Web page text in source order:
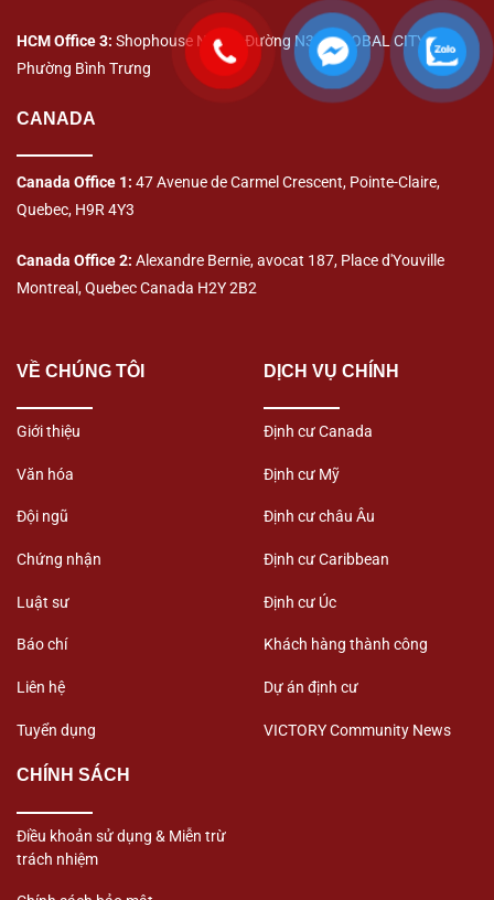
HCM Office 3: Shophouse No.73, Đường N3C, GLOBAL CITY,
Phường Bình Trưng
CANADA
Canada Office 1: 47 Avenue de Carmel Crescent, Pointe-Claire,
Quebec, H9R 4Y3
Canada Office 2: Alexandre Bernie, avocat 187, Place d'Youville
Montreal, Quebec Canada H2Y 2B2
VỀ CHÚNG TÔI
Giới thiệu
Văn hóa
Đội ngũ
Chứng nhận
Luật sư
Báo chí
Liên hệ
Tuyển dụng
CHÍNH SÁCH
Điều khoản sử dụng & Miễn trừ
trách nhiệm
DỊCH VỤ CHÍNH
Định cư Canada
Định cư Mỹ
Định cư châu Âu
Định cư Caribbean
Định cư Úc
Khách hàng thành công
Dự án định cư
VICTORY Community News